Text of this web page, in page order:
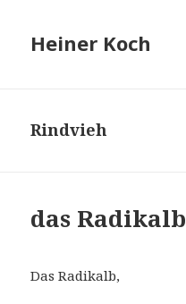
Heiner Koch
Rindvieh
das Radikalb
Das Radikalb,